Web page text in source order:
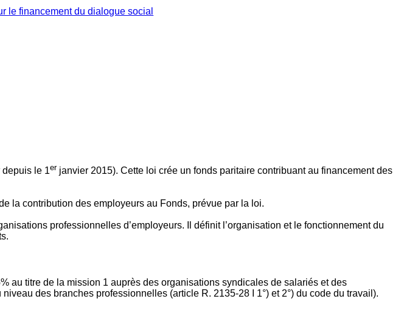
le financement du dialogue social
depuis le 1er janvier 2015). Cette loi crée un fonds paritaire contribuant au financement des
la contribution des employeurs au Fonds, prévue par la loi.
professionnelles d’employeurs. Il définit l’organisation et le fonctionnement du
au titre de la mission 1 auprès des organisations syndicales de salariés et des
des branches professionnelles (article R. 2135‐28 I 1°) et 2°) du code du travail).